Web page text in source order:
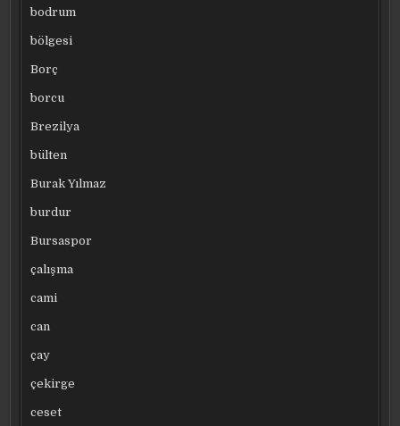
bodrum
bölgesi
Borç
borcu
Brezilya
bülten
Burak Yılmaz
burdur
Bursaspor
çalışma
cami
can
çay
çekirge
ceset